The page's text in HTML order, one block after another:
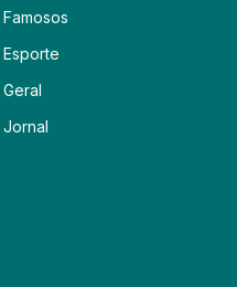
Famosos
Esporte
Geral
Jornal